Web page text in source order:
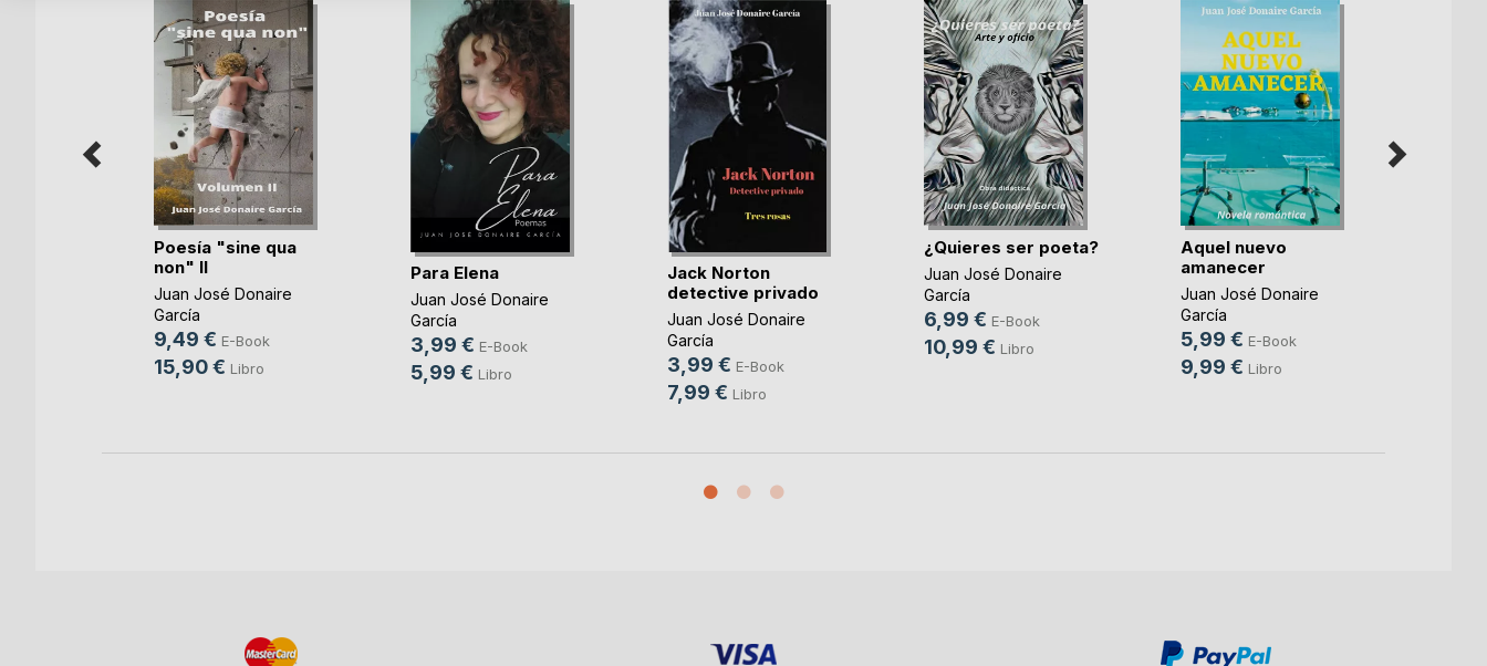
Poesía "sine qua
non" II
Juan José Donaire
García
9,49 € E-Book
15,90 € Libro
Para Elena
Juan José Donaire
García
3,99 € E-Book
5,99 € Libro
Jack Norton
detective privado
Juan José Donaire
García
3,99 € E-Book
7,99 € Libro
¿Quieres ser poeta?
Juan José Donaire
García
6,99 € E-Book
10,99 € Libro
Aquel nuevo
amanecer
Juan José Donaire
García
5,99 € E-Book
9,99 € Libro